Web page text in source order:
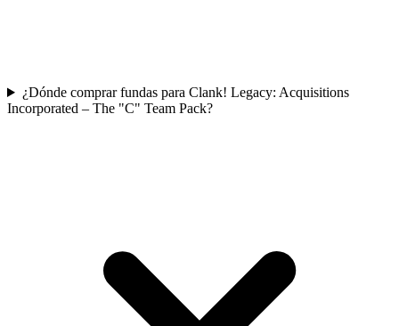
¿Dónde comprar fundas para Clank! Legacy: Acquisitions
Incorporated – The "C" Team Pack?